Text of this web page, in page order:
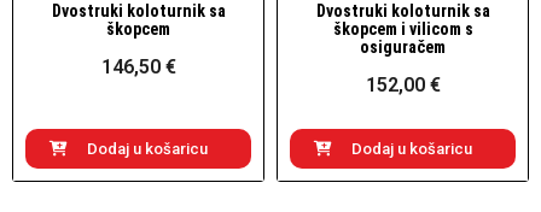
Brzi pogled
Dvostruki koloturnik sa
škopcem
146,50 €
Dodaj u košaricu
Brzi pogled
Dvostruki koloturnik sa
škopcem i vilicom s
osiguračem
152,00 €
Dodaj u košaricu